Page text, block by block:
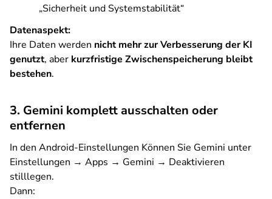
„Sicherheit und Systemstabilität“
Datenaspekt:
Ihre Daten werden nicht mehr zur Verbesserung der KI
genutzt, aber kurzfristige Zwischenspeicherung bleibt
bestehen.
3. Gemini komplett ausschalten oder
entfernen
In den Android-Einstellungen Können Sie Gemini unter
Einstellungen → Apps → Gemini → Deaktivieren
stilllegen.
Dann: